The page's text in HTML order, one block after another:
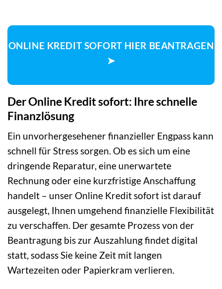
ONLINE KREDIT SOFORT HIER BEANTRAGEN
➤
Der Online Kredit sofort: Ihre schnelle
Finanzlösung
Ein unvorhergesehener finanzieller Engpass kann
schnell für Stress sorgen. Ob es sich um eine
dringende Reparatur, eine unerwartete
Rechnung oder eine kurzfristige Anschaffung
handelt – unser Online Kredit sofort ist darauf
ausgelegt, Ihnen umgehend finanzielle Flexibilität
zu verschaffen. Der gesamte Prozess von der
Beantragung bis zur Auszahlung findet digital
statt, sodass Sie keine Zeit mit langen
Wartezeiten oder Papierkram verlieren.